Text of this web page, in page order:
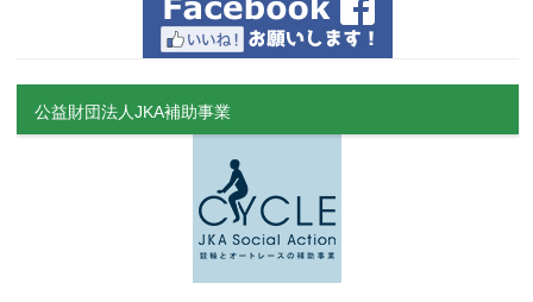
公益財団法人JKA補助事業